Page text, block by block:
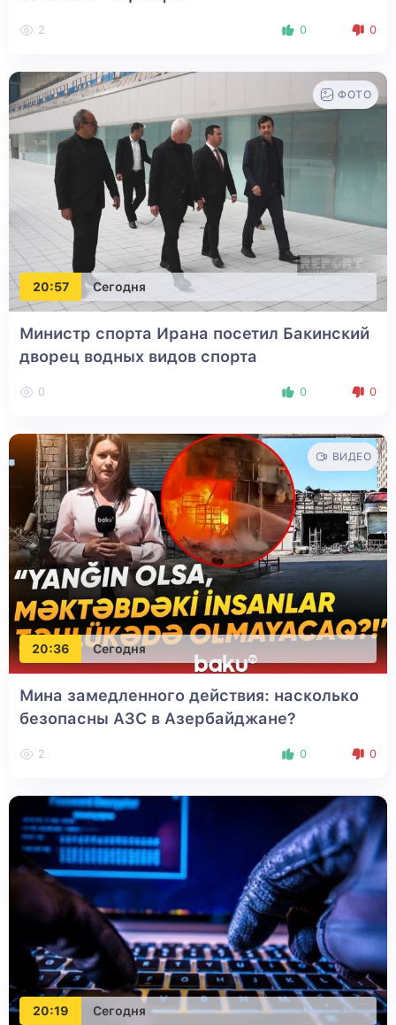
2 0 0
20:57 Сегодня
ФОТО
Министр спорта Ирана посетил Бакинский
дворец водных видов спорта
0 0 0
20:36 Сегодня
ВИДЕО
Мина замедленного действия: насколько
безопасны АЗС в Азербайджане?
2 0 0
20:19 Сегодня